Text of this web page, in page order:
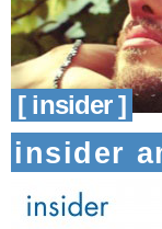
[ insider ]
insider